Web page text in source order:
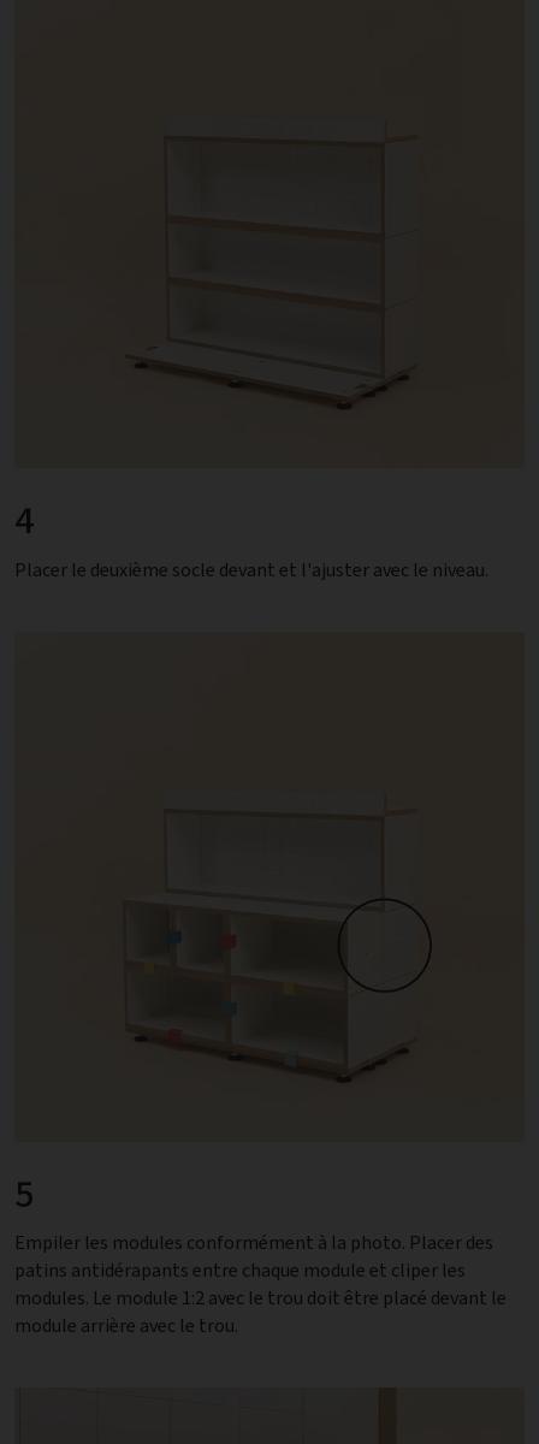
4
Placer le deuxième socle devant et l'ajuster avec le niveau.
5
Empiler les modules conformément à la photo. Placer des
patins antidérapants entre chaque module et cliper les
modules. Le module 1:2 avec le trou doit être placé devant le
module arrière avec le trou.